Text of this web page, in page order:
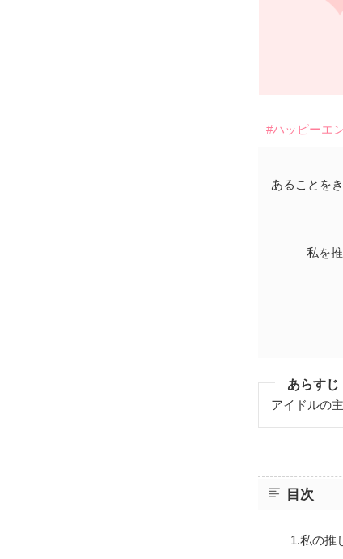
#ハッピーエ
あることを
私を
あらすじ
アイドルの
目次
1.私の推